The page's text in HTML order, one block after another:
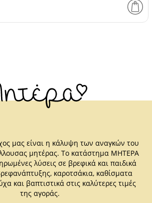
μας είναι η κάλυψη των αναγκών του
μητέρας. Το κατάστημα ΜΗΤΕΡΑ
λύσεις σε βρεφικά και παιδικά
καροτσάκια, καθίσματα
και βαπτιστικά στις καλύτερες τιμές
της αγοράς.